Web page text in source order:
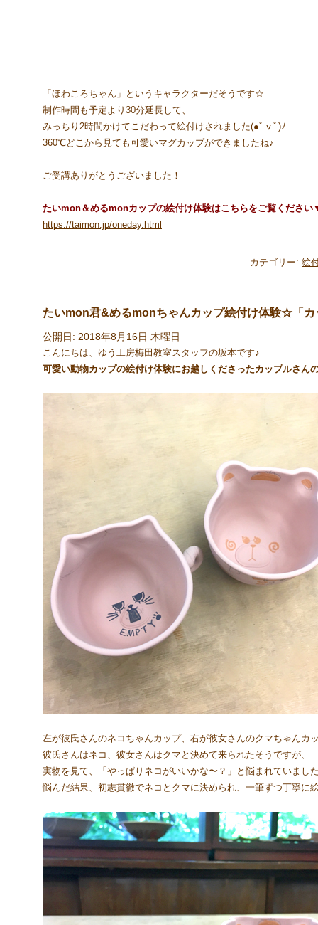
「ほわころちゃん」というキャラクターだそうです☆
制作時間も予定より30分延長して、
みっちり2時間かけてこだわって絵付けされました(●ﾟⅴﾟ)ﾉ
360℃どこから見ても可愛いマグカップができましたね♪
ご受講ありがとうございました！
たいmon＆めるmonカップの絵付け体験はこちらをご覧くださ
https://taimon.jp/oneday.html
カテゴリー: 絵
たいmon君&めるmonちゃんカップ絵付け体験☆「カ
公開日: 2018年8月16日 木曜日
こんにちは、ゆう工房梅田教室スタッフの坂本です♪
可愛い動物カップの絵付け体験にお越しくださったカップルさん
左が彼氏さんのネコちゃんカップ、右が彼女さんのクマちゃんカ
彼氏さんはネコ、彼女さんはクマと決めて来られたそうですが、
実物を見て、「やっぱりネコがいいかな〜？」と悩まれていまし
悩んだ結果、初志貫徹でネコとクマに決められ、一筆ずつ丁寧に